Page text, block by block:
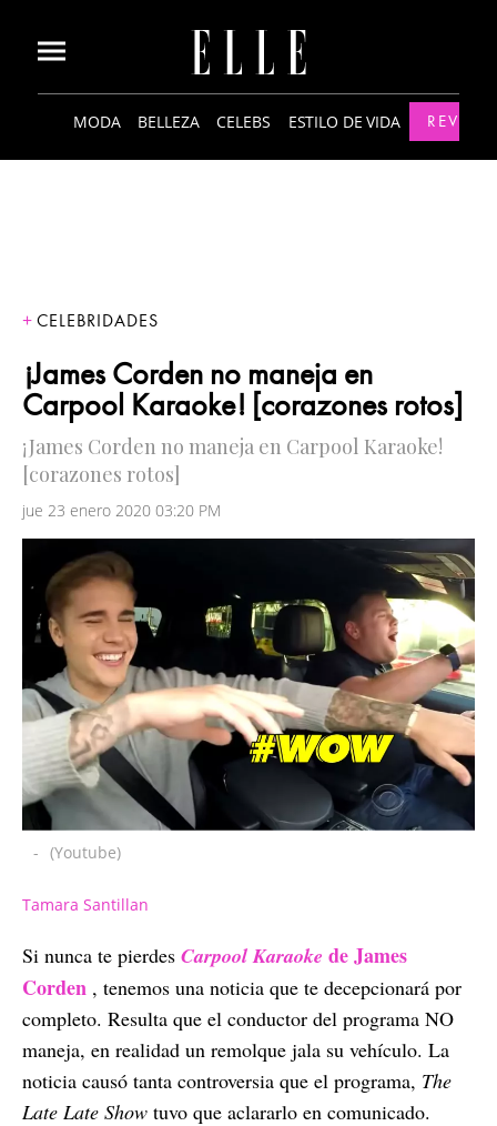
MODA BELLEZA CELEBS ESTILO DE VIDA
CELEBRIDADES
¡James Corden no maneja en
Carpool Karaoke! [corazones rotos]
¡James Corden no maneja en Carpool Karaoke!
[corazones rotos]
jue 23 enero 2020 03:20 PM
- (Youtube)
Tamara Santillan
Si nunca te pierdes Carpool Karaoke de James
Corden , tenemos una noticia que te decepcionará por
completo. Resulta que el conductor del programa NO
maneja, en realidad un remolque jala su vehículo. La
noticia causó tanta controversia que el programa, The
Late Late Show tuvo que aclararlo en comunicado.